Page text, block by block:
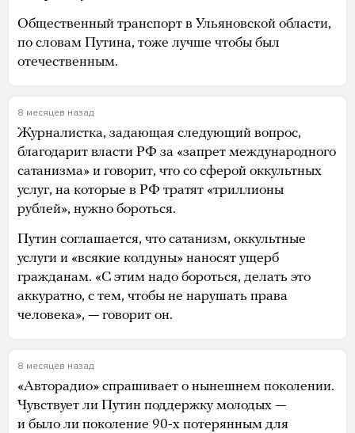
Общественный транспорт в Ульяновской области,
по словам Путина, тоже лучше чтобы был
отечественным.
8 месяцев назад
Журналистка, задающая следующий вопрос,
благодарит власти РФ за «запрет международного
сатанизма» и говорит, что со сферой оккультных
услуг, на которые в РФ тратят «триллионы
рублей», нужно бороться.
Путин соглашается, что сатанизм, оккультные
услуги и «всякие колдуны» наносят ущерб
гражданам. «С этим надо бороться, делать это
аккуратно, с тем, чтобы не нарушать права
человека», — говорит он.
8 месяцев назад
«Авторадио» спрашивает о нынешнем поколении.
Чувствует ли Путин поддержку молодых —
и было ли поколение 90-х потерянным для